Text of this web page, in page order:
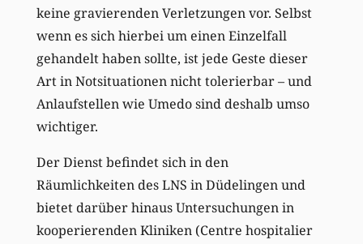
keine gravierenden Verletzungen vor. Selbst
wenn es sich hierbei um einen Einzelfall
gehandelt haben sollte, ist jede Geste dieser
Art in Notsituationen nicht tolerierbar – und
Anlaufstellen wie Umedo sind deshalb umso
wichtiger.
Der Dienst befindet sich in den
Räumlichkeiten des LNS in Düdelingen und
bietet darüber hinaus Untersuchungen in
kooperierenden Kliniken (Centre hospitalier